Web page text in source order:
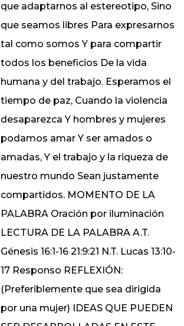
que adaptarnos al estereotipo, Sino
que seamos libres Para expresarnos
tal como somos Y para compartir
todos los beneficios De la vida
humana y del trabajo. Esperamos el
tiempo de paz, Cuando la violencia
desaparezca Y hombres y mujeres
podamos amar Y ser amados o
amadas, Y el trabajo y la riqueza de
nuestro mundo Sean justamente
compartidos. MOMENTO DE LA
PALABRA Oración por iluminación
LECTURA DE LA PALABRA A.T.
Génesis 16:1-16 21:9:21 N.T. Lucas 13:10-
17 Responso REFLEXIÓN:
(Preferiblemente que sea dirigida
por una mujer) IDEAS QUE PUEDEN